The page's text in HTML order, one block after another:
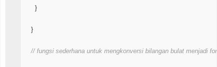
}
}
// fungsi sederhana untuk mengkonversi bilangan bulat menjadi